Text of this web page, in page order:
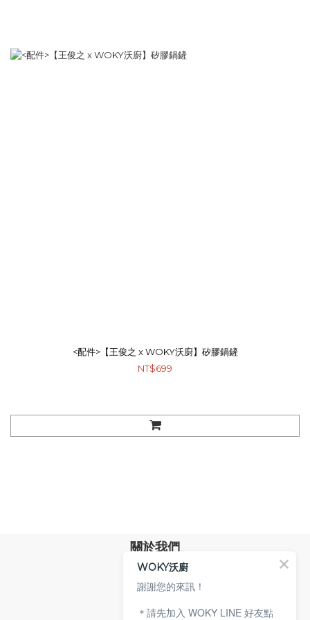
<配件>【王俊之 x WOKY沃廚】矽膠鍋鏟
NT$699
關於我們
品牌故事
專業技術
環保沃廚
WOKY沃廚
謝謝您的來訊！
＊請先加入 WOKY LINE 好友點